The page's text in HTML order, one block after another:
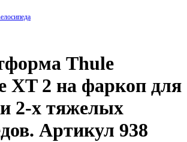
Thule
XT 2 на фаркоп для
2-х тяжелых
Артикул 938